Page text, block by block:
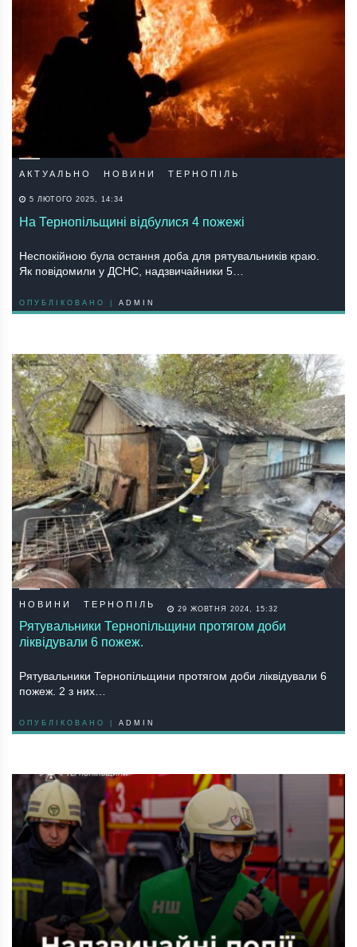
АКТУАЛЬНО НОВИНИ ТЕРНОПІЛЬ
5 ЛЮТОГО 2025, 14:34
На Тернопільщині відбулися 4 пожежі
Неспокійною була остання доба для рятувальників краю.
Як повідомили у ДСНС, надзвичайники 5…
ОПУБЛІКОВАНО | ADMIN
НОВИНИ ТЕРНОПІЛЬ 29 ЖОВТНЯ 2024, 15:32
Рятувальники Тернопільщини протягом доби
ліквідували 6 пожеж.
Рятувальники Тернопільщини протягом доби ліквідували 6
пожеж. 2 з них…
ОПУБЛІКОВАНО | ADMIN